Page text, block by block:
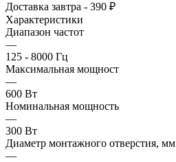
Доставка завтра - 390 ₽
Характеристики
Диапазон частот
—
125 - 8000 Гц
Максимальная мощност
—
600 Вт
Номинальная мощность
—
300 Вт
Диаметр монтажного отверстия, мм
—